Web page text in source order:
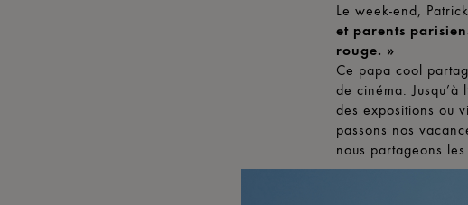
Le week-end,
et parents
rouge. »
Ce papa cool
de cinéma.
des expositions ou
passons nos
nous partageons